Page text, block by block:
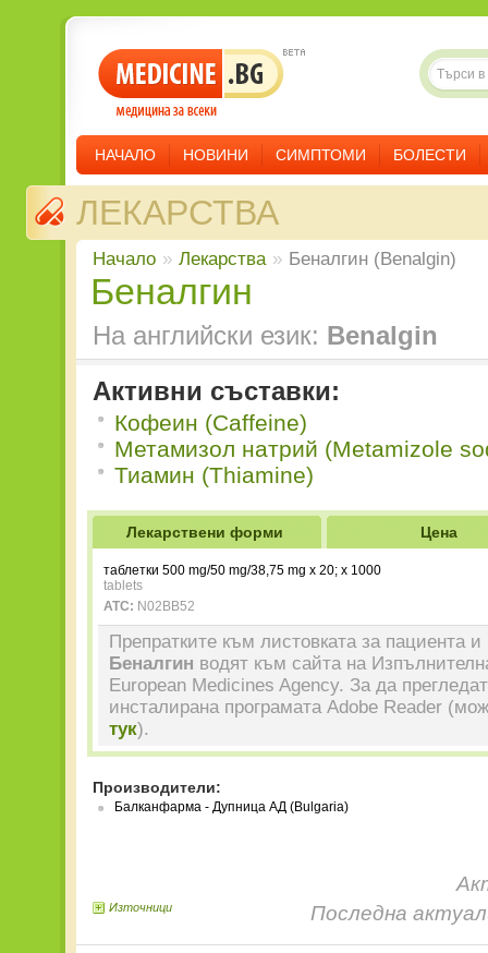
НАЧАЛО НОВИНИ СИМПТОМИ БОЛЕСТИ
ЛЕКАРСТВА
Начало » Лекарства » Беналгин (Benalgin)
Беналгин
На английски език: Benalgin
Активни съставки:
Кофеин (Caffeine)
Метамизол натрий (Metamizole
Тиамин (Thiamine)
Лекарствени форми Цена
таблетки 500 mg/50 mg/38,75 mg x 20; x 1000
tablets
ATC: N02BB52
Препратките към листовката за пациента и
Беналгин водят към сайта на
European Medicines Agency. За да
инсталирана програмата Adobe Reader
тук).
Производители:
Балканфарма - Дупница АД (Bulgaria)
Последна
Източници